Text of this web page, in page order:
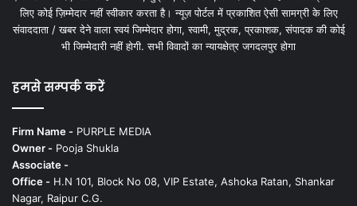
लिए कोई ज़िम्मेदार नहीं स्वीकार करता है। न्यूज़ पोर्टल में प्रकाशित ऐसी सामग्री के लिए
संवाददाता / खबर देने वाला स्वयं जिम्मेदार होगा, स्वामी, मुद्रक, प्रकाशक, संपादक की कोई
भी जिम्मेदारी नहीं होगी. सभी विवादों का न्यायक्षेत्र जगदलपुर होगा
हमसे सम्पर्क करें
Firm Name - PURPLE MEDIA
Owner - Pooja Shukla
Associate -
Office - H.N 101, Block No 08, VIP Estate, Ashoka Ratan, Shankar
Nagar, Raipur C.G.